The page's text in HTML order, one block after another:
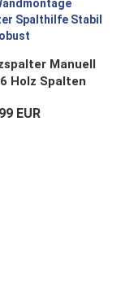
Manuell
Holz Spalten
EUR